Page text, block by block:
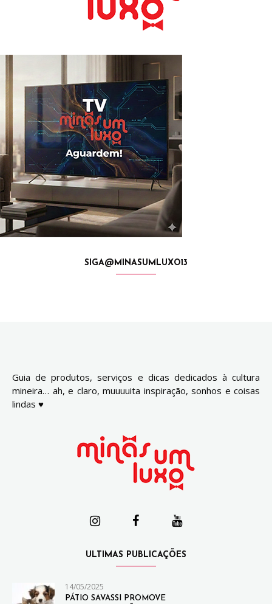
SIGA@MINASUMLUXO13
Guia de produtos, serviços e dicas dedicados à cultura
mineira… ah, e claro, muuuuita inspiração, sonhos e coisas
lindas ♥
ULTIMAS PUBLICAÇÕES
14/05/2025
PÁTIO SAVASSI PROMOVE